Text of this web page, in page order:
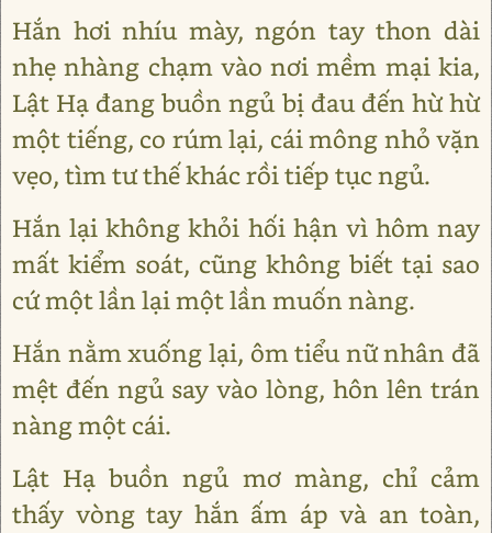
Hắn hơi nhíu mày, ngón tay thon dài
nhẹ nhàng chạm vào nơi mềm mại kia,
Lật Hạ đang buồn ngủ bị đau đến hừ hừ
một tiếng, co rúm lại, cái mông nhỏ vặn
vẹo, tìm tư thế khác rồi tiếp tục ngủ.
Hắn lại không khỏi hối hận vì hôm nay
mất kiểm soát, cũng không biết tại sao
cứ một lần lại một lần muốn nàng.
Hắn nằm xuống lại, ôm tiểu nữ nhân đã
mệt đến ngủ say vào lòng, hôn lên trán
nàng một cái.
Lật Hạ buồn ngủ mơ màng, chỉ cảm
thấy vòng tay hắn ấm áp và an toàn,